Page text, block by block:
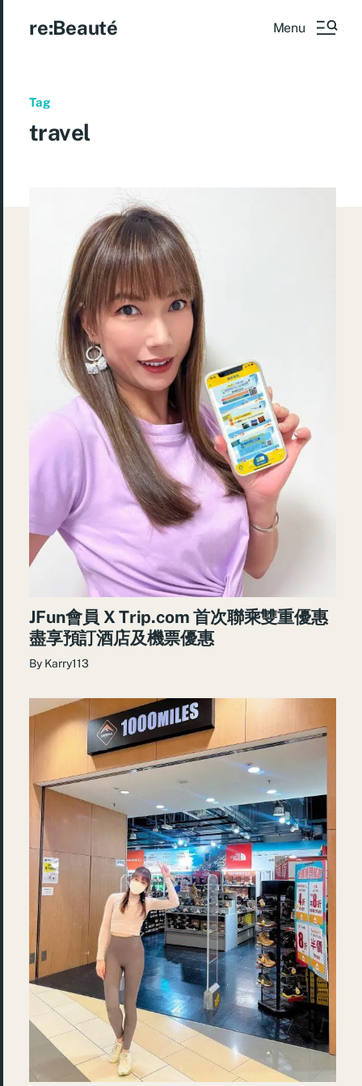
re:Beauté Menu
Tag
travel
JFun會員 X Trip.com 首次聯乘雙重優惠
盡享預訂酒店及機票優惠
By Karry113